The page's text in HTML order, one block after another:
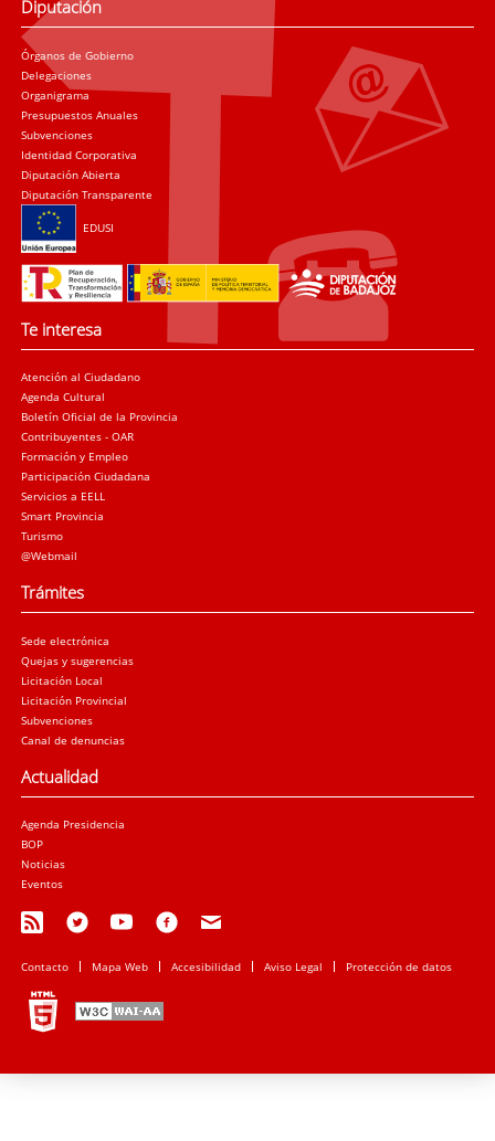
Diputación
Órganos de Gobierno
Delegaciones
Organigrama
Presupuestos Anuales
Subvenciones
Identidad Corporativa
Diputación Abierta
Diputación Transparente
EDUSI
Te interesa
Atención al Ciudadano
Agenda Cultural
Boletín Oficial de la Provincia
Contribuyentes - OAR
Formación y Empleo
Participación Ciudadana
Servicios a EELL
Smart Provincia
Turismo
@Webmail
Trámites
Sede electrónica
Quejas y sugerencias
Licitación Local
Licitación Provincial
Subvenciones
Canal de denuncias
Actualidad
Agenda Presidencia
BOP
Noticias
Eventos
Contacto Mapa Web Accesibilidad Aviso Legal Protección de datos